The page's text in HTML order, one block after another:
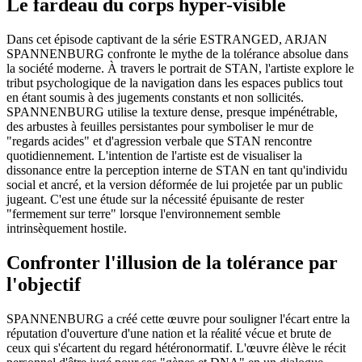
Le fardeau du corps hyper-visible
Dans cet épisode captivant de la série ESTRANGED, ARJAN
SPANNENBURG confronte le mythe de la tolérance absolue dans
la société moderne. À travers le portrait de STAN, l'artiste explore le
tribut psychologique de la navigation dans les espaces publics tout
en étant soumis à des jugements constants et non sollicités.
SPANNENBURG utilise la texture dense, presque impénétrable,
des arbustes à feuilles persistantes pour symboliser le mur de
"regards acides" et d'agression verbale que STAN rencontre
quotidiennement. L'intention de l'artiste est de visualiser la
dissonance entre la perception interne de STAN en tant qu'individu
social et ancré, et la version déformée de lui projetée par un public
jugeant. C'est une étude sur la nécessité épuisante de rester
"fermement sur terre" lorsque l'environnement semble
intrinsèquement hostile.
Confronter l'illusion de la tolérance par
l'objectif
SPANNENBURG a créé cette œuvre pour souligner l'écart entre la
réputation d'ouverture d'une nation et la réalité vécue et brute de
ceux qui s'écartent du regard hétéronormatif. L'œuvre élève le récit